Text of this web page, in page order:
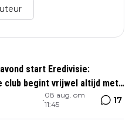
start Eredivisie:
club begint vrijwel altijd met
•
08 aug. om
11:45
17